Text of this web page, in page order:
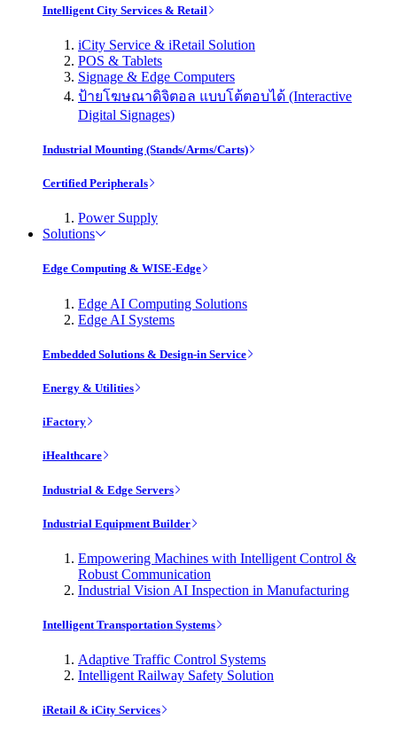
Intelligent City Services & Retail
iCity Service & iRetail Solution
POS & Tablets
Signage & Edge Computers
ป้ายโฆษณาดิจิตอล แบบโต้ตอบได้ (Interactive
Digital Signages)
Industrial Mounting (Stands/Arms/Carts)
Certified Peripherals
Power Supply
Solutions
Edge Computing & WISE-Edge
Edge AI Computing Solutions
Edge AI Systems
Embedded Solutions & Design-in Service
Energy & Utilities
iFactory
iHealthcare
Industrial & Edge Servers
Industrial Equipment Builder
Empowering Machines with Intelligent Control &
Robust Communication
Industrial Vision AI Inspection in Manufacturing
Intelligent Transportation Systems
Adaptive Traffic Control Systems
Intelligent Railway Safety Solution
iRetail & iCity Services